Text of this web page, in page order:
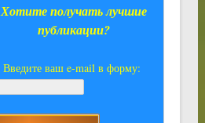
Хотите получать лучшие
публикации?
Введите ваш e-mail в форму: